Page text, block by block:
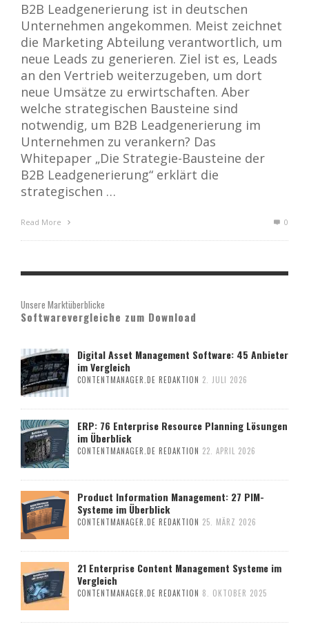
B2B Leadgenerierung ist in deutschen
Unternehmen angekommen. Meist zeichnet
die Marketing Abteilung verantwortlich, um
neue Leads zu generieren. Ziel ist es, Leads
an den Vertrieb weiterzugeben, um dort
neue Umsätze zu erwirtschaften. Aber
welche strategischen Bausteine sind
notwendig, um B2B Leadgenerierung im
Unternehmen zu verankern? Das
Whitepaper „Die Strategie-Bausteine der
B2B Leadgenerierung“ erklärt die
strategischen …
Read More 0
Unsere Marktüberblicke
Softwarevergleiche zum Download
Digital Asset Management Software: 45 Anbieter
im Vergleich
CONTENTMANAGER.DE REDAKTION 2. JULI 2026
ERP: 76 Enterprise Resource Planning Lösungen
im Überblick
CONTENTMANAGER.DE REDAKTION 22. APRIL 2026
Product Information Management: 27 PIM-
Systeme im Überblick
CONTENTMANAGER.DE REDAKTION 25. MÄRZ 2026
21 Enterprise Content Management Systeme im
Vergleich
CONTENTMANAGER.DE REDAKTION 8. OKTOBER 2025